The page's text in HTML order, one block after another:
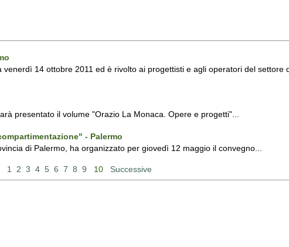
14 ottobre 2011 ed è rivolto ai progettisti e agli operatori del settore
presentato il volume "Orazio La Monaca. Opere e progetti"...
- Palermo
di Palermo, ha organizzato per giovedì 12 maggio il convegno...
1 2 3 4 5 6 7 8 9 10 Successive